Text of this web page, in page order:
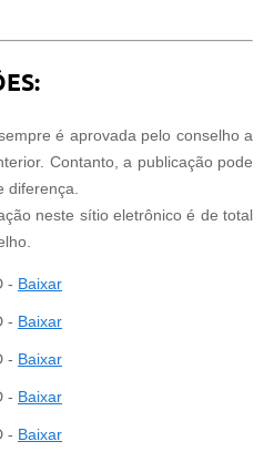
é aprovada pelo conselho a
Contanto, a publicação pode
diferença.
neste sítio eletrônico é de total
- Baixar
- Baixar
- Baixar
- Baixar
- Baixar